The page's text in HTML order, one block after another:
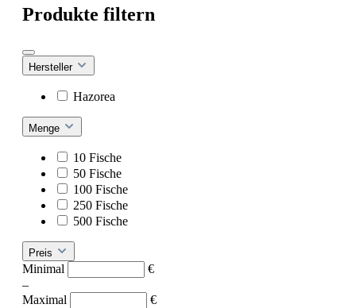
Produkte filtern
Hersteller
Hazorea
Menge
10 Fische
50 Fische
100 Fische
250 Fische
500 Fische
Preis
Minimal
€
–
Maximal
€